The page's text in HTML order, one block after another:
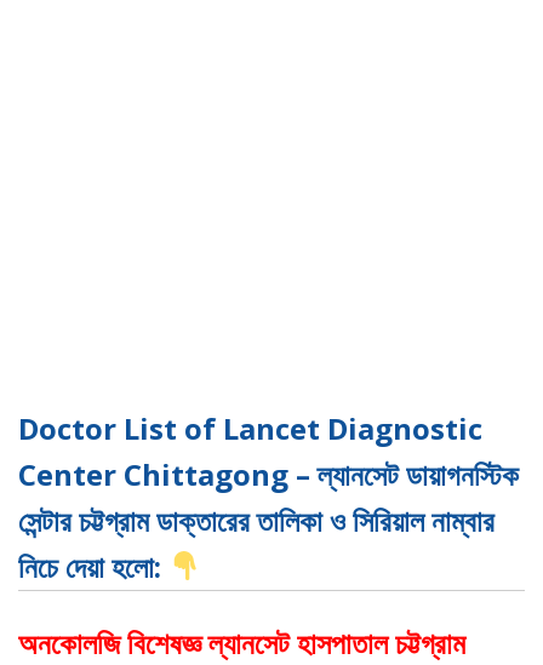
Doctor List of Lancet Diagnostic
Center Chittagong – ল্যানসেট ডায়াগনস্টিক
সেন্টার চট্টগ্রাম ডাক্তারের তালিকা ও সিরিয়াল নাম্বার
নিচে দেয়া হলো:
অনকোলজি বিশেষজ্ঞ ল্যানসেট হাসপাতাল চট্টগ্রাম